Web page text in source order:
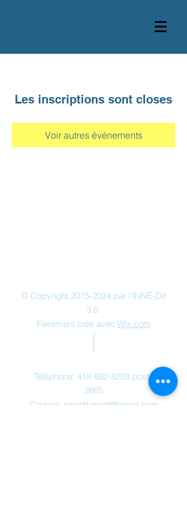
Les inscriptions sont closes
Voir autres événements
© Copyright 2015-2024 par l'INNÉ-Dit
3.0
Fièrement créé avec Wix.com
Téléphone: 418-862-8203poste
2665
Courriel: innedit.esrdl@gmail.com